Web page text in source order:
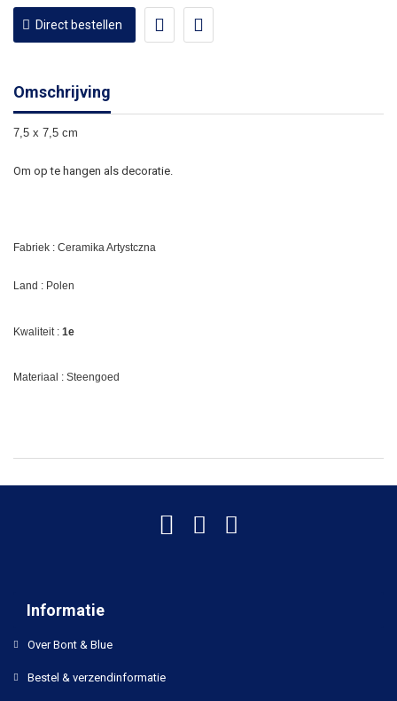
Direct bestellen
Omschrijving
7,5 x 7,5 cm
Om op te hangen als decoratie.
Fabriek : Ceramika Artystczna
Land : Polen
Kwaliteit : 1e
Materiaal : Steengoed
Informatie
Over Bont & Blue
Bestel & verzendinformatie